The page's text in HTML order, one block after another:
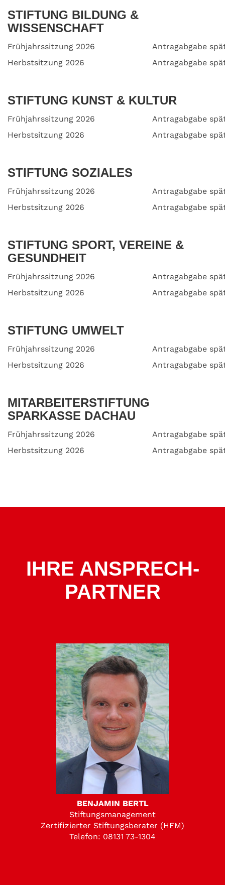
STIFTUNG BILDUNG &
WISSENSCHAFT
Frühjahrssitzung 2026
Antragabgabe
Herbstsitzung 2026
Antragabgabe
STIFTUNG KUNST & KULTUR
Frühjahrssitzung 2026
Antragabgabe
Herbstsitzung 2026
Antragabgabe
STIFTUNG SOZIALES
Frühjahrssitzung 2026
Antragabgabe
Herbstsitzung 2026
Antragabgabe
STIFTUNG SPORT, VEREINE &
GESUNDHEIT
Frühjahrssitzung 2026
Antragabgabe
Herbstsitzung 2026
Antragabgabe
STIFTUNG UMWELT
Frühjahrssitzung 2026
Antragabgabe
Herbstsitzung 2026
Antragabgabe
MITARBEITERSTIFTUNG
SPARKASSE DACHAU
Frühjahrssitzung 2026
Antragabgabe
Herbstsitzung 2026
Antragabgabe
IHRE ANSPRECH­
PARTNER
BENJAMIN BERTL
Stiftungsmanagement
Zertifizierter Stiftungsberater (HFM)
Telefon: 08131 73-1304